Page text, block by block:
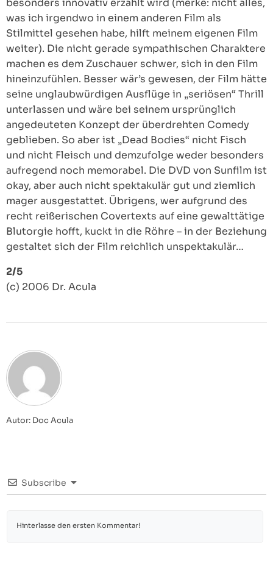
besonders innovativ erzählt wird (merke: nicht alles,
was ich irgendwo in einem anderen Film als
Stilmittel gesehen habe, hilft meinem eigenen Film
weiter). Die nicht gerade sympathischen Charaktere
machen es dem Zuschauer schwer, sich in den Film
hineinzufühlen. Besser wär’s gewesen, der Film hätte
seine unglaubwürdigen Ausflüge in „seriösen“ Thrill
unterlassen und wäre bei seinem ursprünglich
angedeuteten Konzept der überdrehten Comedy
geblieben. So aber ist „Dead Bodies“ nicht Fisch
und nicht Fleisch und demzufolge weder besonders
aufregend noch memorabel. Die DVD von Sunfilm ist
okay, aber auch nicht spektakulär gut und ziemlich
mager ausgestattet. Übrigens, wer aufgrund des
recht reißerischen Covertexts auf eine gewalttätige
Blutorgie hofft, kuckt in die Röhre – in der Beziehung
gestaltet sich der Film reichlich unspektakulär…
2/5
(c) 2006 Dr. Acula
Autor: Doc Acula
Subscribe